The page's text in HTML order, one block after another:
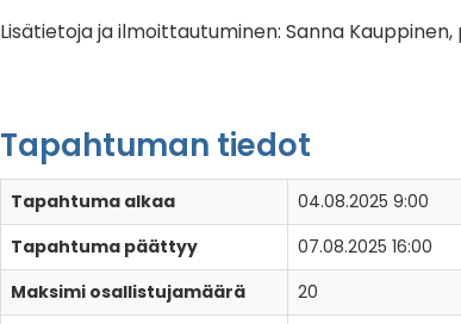
Lisätietoja ja ilmoittautuminen: Sanna
Tapahtuman tiedot
Tapahtuma alkaa
04.08.2025 9:00
Tapahtuma päättyy
07.08.2025 16:00
Maksimi osallistujamäärä
20